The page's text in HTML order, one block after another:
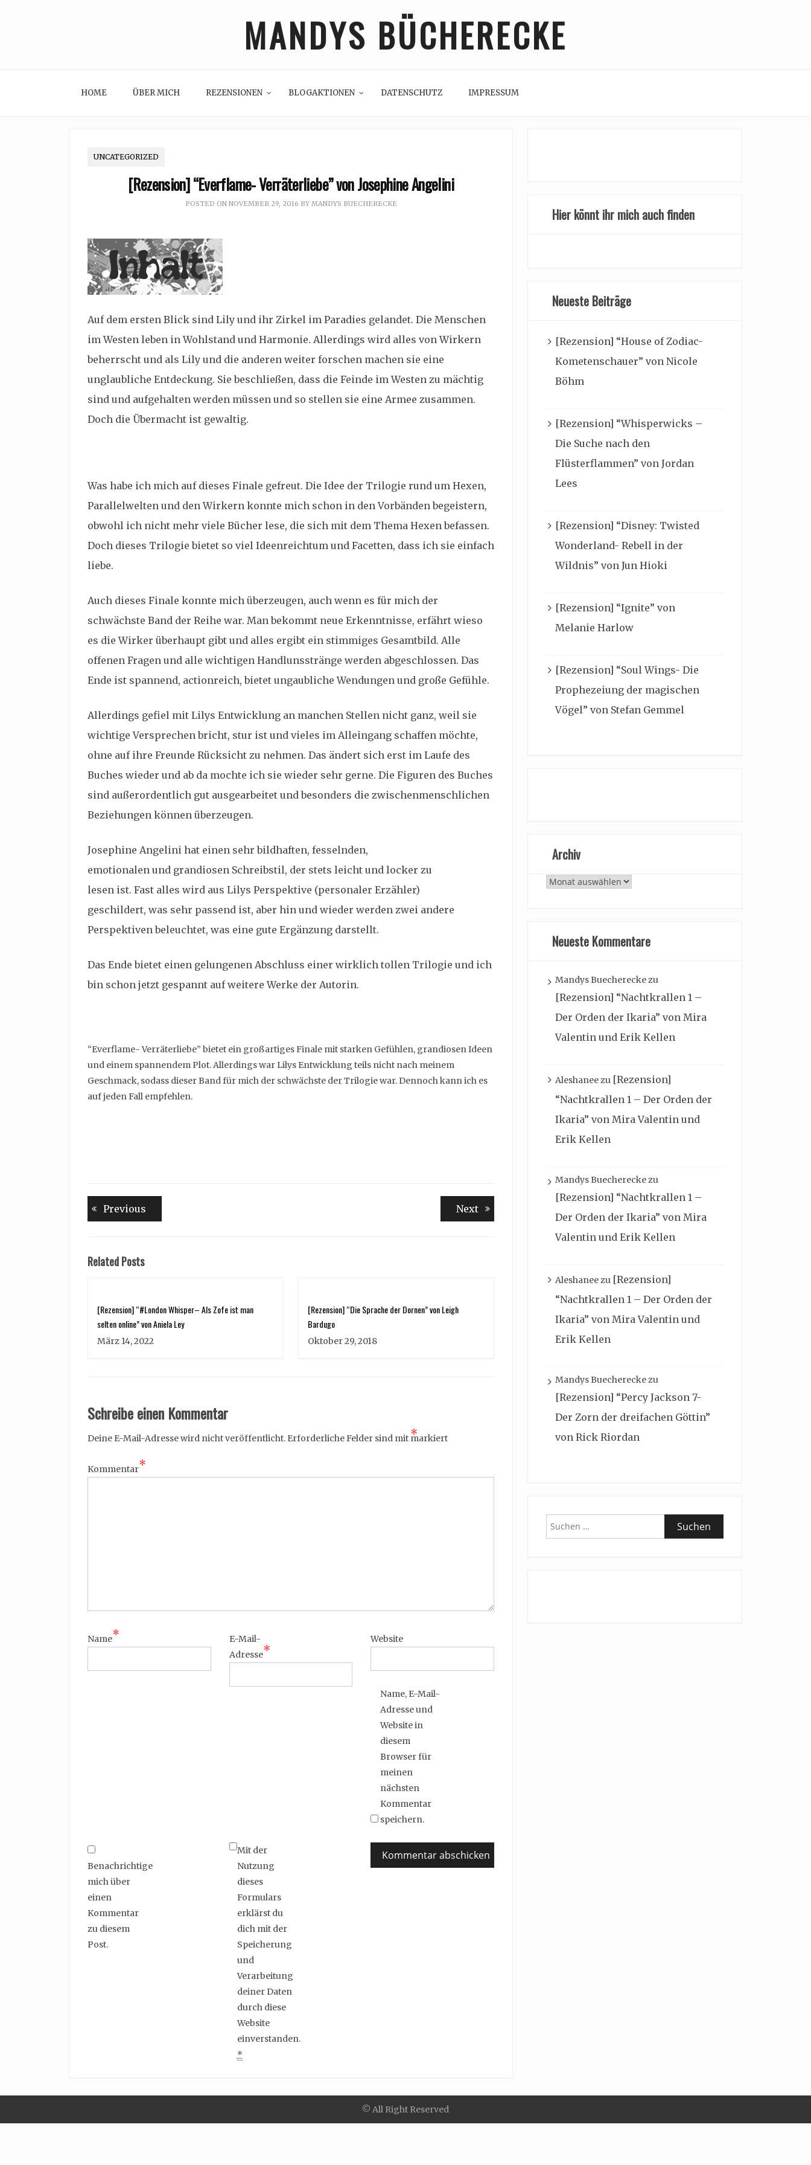
MANDYS BÜCHERECKE
HOME ÜBER MICH REZENSIONEN BLOGAKTIONEN DATENSCHUTZ IMPRESSUM
UNCATEGORIZED
[Rezension] “Everflame- Verräterliebe” von Josephine Angelini
POSTED ON NOVEMBER 29, 2016 BY MANDYS BUECHERECKE
Auf dem ersten Blick sind Lily und ihr Zirkel im Paradies gelandet. Die Menschen
im Westen leben in Wohlstand und Harmonie. Allerdings wird alles von Wirkern
beherrscht und als Lily und die anderen weiter forschen machen sie eine
unglaubliche Entdeckung. Sie beschließen, dass die Feinde im Westen zu mächtig
sind und aufgehalten werden müssen und so stellen sie eine Armee zusammen.
Doch die Übermacht ist gewaltig.
Was habe ich mich auf dieses Finale gefreut. Die Idee der Trilogie rund um Hexen,
Parallelwelten und den Wirkern konnte mich schon in den Vorbänden begeistern,
obwohl ich nicht mehr viele Bücher lese, die sich mit dem Thema Hexen befassen.
Doch dieses Trilogie bietet so viel Ideenreichtum und Facetten, dass ich sie einfach
liebe.
Auch dieses Finale konnte mich überzeugen, auch wenn es für mich der
schwächste Band der Reihe war. Man bekommt neue Erkenntnisse, erfährt wieso
es die Wirker überhaupt gibt und alles ergibt ein stimmiges Gesamtbild. Alle
offenen Fragen und alle wichtigen Handlunsstränge werden abgeschlossen. Das
Ende ist spannend, actionreich, bietet ungaubliche Wendungen und große Gefühle.
Allerdings gefiel mit Lilys Entwicklung an manchen Stellen nicht ganz, weil sie
wichtige Versprechen bricht, stur ist und vieles im Alleingang schaffen möchte,
ohne auf ihre Freunde Rücksicht zu nehmen. Das ändert sich erst im Laufe des
Buches wieder und ab da mochte ich sie wieder sehr gerne. Die Figuren des Buches
sind außerordentlich gut ausgearbeitet und besonders die zwischenmenschlichen
Beziehungen können überzeugen.
Josephine Angelini hat einen sehr bildhaften, fesselnden,
emotionalen und grandiosen Schreibstil, der stets leicht und locker zu
lesen ist. Fast alles wird aus Lilys Perspektive (personaler Erzähler)
geschildert, was sehr passend ist, aber hin und wieder werden zwei andere
Perspektiven beleuchtet, was eine gute Ergänzung darstellt.
Das Ende bietet einen gelungenen Abschluss einer wirklich tollen Trilogie und ich
bin schon jetzt gespannt auf weitere Werke der Autorin.
“Everflame- Verräterliebe” bietet ein großartiges Finale mit starken Gefühlen, grandiosen Ideen
und einem spannendem Plot. Allerdings war Lilys Entwicklung teils nicht nach meinem
Geschmack, sodass dieser Band für mich der schwächste der Trilogie war. Dennoch kann ich es
auf jeden Fall empfehlen.
Beitragsnavigation
Previous NextNext
Related Posts
[Rezension] “#London Whisper– Als Zofe ist man
selten online” von Aniela Ley
März 14, 2022
[Rezension] “Die Sprache der Dornen” von Leigh
Bardugo
Oktober 29, 2018
Schreibe einen Kommentar
Deine E-Mail-Adresse wird nicht veröffentlicht. Erforderliche Felder sind mit *
markiert
Kommentar*
Name*
E-Mail-
Adresse*
Website
Name, E-Mail-
Adresse und
Website in
diesem
Browser für
meinen
nächsten
Kommentar
speichern.
Benachrichtige
mich über
einen
Kommentar
zu diesem
Post.
Mit der
Nutzung
dieses
Formulars
erklärst du
dich mit der
Speicherung
und
Verarbeitung
deiner Daten
durch diese
Website
einverstanden.
*
Hier könnt ihr mich auch finden
Neueste Beiträge
[Rezension] “House of Zodiac-
Kometenschauer” von Nicole
Böhm
[Rezension] “Whisperwicks –
Die Suche nach den
Flüsterflammen” von Jordan
Lees
[Rezension] “Disney: Twisted
Wonderland- Rebell in der
Wildnis” von Jun Hioki
[Rezension] “Ignite” von
Melanie Harlow
[Rezension] “Soul Wings- Die
Prophezeiung der magischen
Vögel” von Stefan Gemmel
Archiv
Archiv
Neueste Kommentare
Mandys Buechereckezu
[Rezension] “Nachtkrallen 1 –
Der Orden der Ikaria” von Mira
Valentin und Erik Kellen
Aleshaneezu [Rezension]
“Nachtkrallen 1 – Der Orden der
Ikaria” von Mira Valentin und
Erik Kellen
Mandys Buechereckezu
[Rezension] “Nachtkrallen 1 –
Der Orden der Ikaria” von Mira
Valentin und Erik Kellen
Aleshaneezu [Rezension]
“Nachtkrallen 1 – Der Orden der
Ikaria” von Mira Valentin und
Erik Kellen
Mandys Buechereckezu
[Rezension] “Percy Jackson 7-
Der Zorn der dreifachen Göttin”
von Rick Riordan
Suchen
nach:
© All Right Reserved